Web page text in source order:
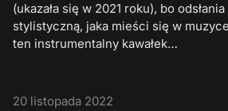
(ukazała się w 2021 roku), bo
stylistyczną, jaka mieści się w
ten instrumentalny kawałek…
20 listopada 2022